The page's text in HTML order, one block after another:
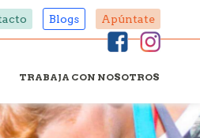
Blogs Apúntate
TRABAJA CON NOSOTROS